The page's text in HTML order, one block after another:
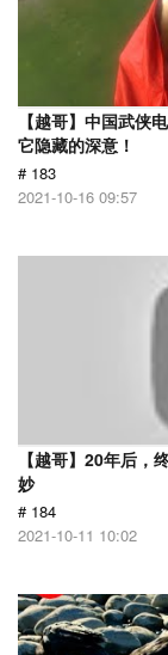
【越哥】中国武侠
它隐藏的深意！
# 183
2021-10-16 09:57
【越哥】20年后，
妙
# 184
2021-10-11 10:02